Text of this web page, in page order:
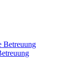
Betreuung